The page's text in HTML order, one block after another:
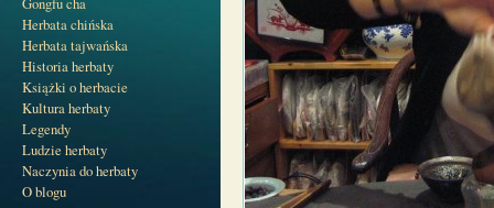
Herbata chińska
Herbata tajwańska
Historia herbaty
Książki o herbacie
Kultura herbaty
Legendy
Ludzie herbaty
Naczynia do herbaty
O blogu